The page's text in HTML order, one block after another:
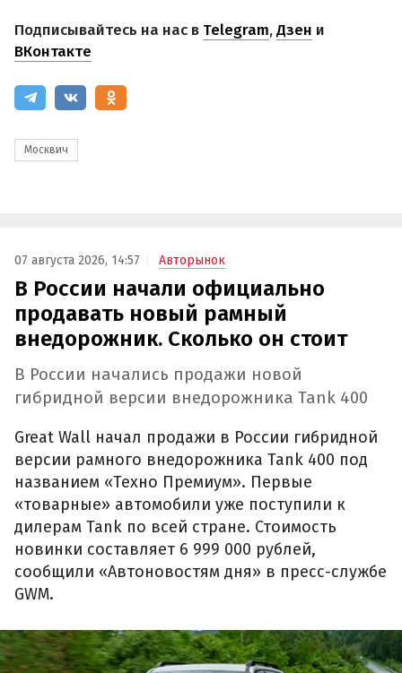
Подписывайтесь на нас в Telegram,Дзен и
ВКонтакте
Москвич
07 августа 2026, 14:57 Авторынок
В России начали официально
продавать новый рамный
внедорожник. Сколько он стоит
В России начались продажи новой
гибридной версии внедорожника Tank 400
Great Wall начал продажи в России гибридной
версии рамного внедорожника Tank 400 под
названием «Техно Премиум». Первые
«товарные» автомобили уже поступили к
дилерам Tank по всей стране. Стоимость
новинки составляет 6 999 000 рублей,
сообщили «Автоновостям дня» в пресс-службе
GWM.